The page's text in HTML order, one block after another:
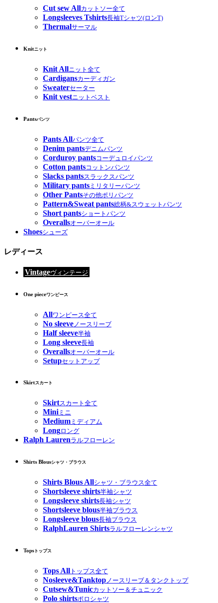
Cut sew Allカットソー全て
Longsleeves Tshirts長袖Tシャツ(ロンT)
Thermalサーマル
Knitニット
Knit Allニット全て
Cardigansカーディガン
Sweaterセーター
Knit vestニットベスト
Pantsパンツ
Pants Allパンツ全て
Denim pantsデニムパンツ
Corduroy pantsコーデュロイパンツ
Cotton pantsコットンパンツ
Slacks pantsスラックスパンツ
Military pants ミリタリーパンツ
Other Pantsその他ポリパンツ
Pattern&Sweat pants総柄&スウェットパンツ
Short pantsショートパンツ
Overallsオーバーオール
Shoesシューズ
レディース
Vintageヴィンテージ
One pieceワンピース
Allワンピース全て
No sleeve ノースリーブ
Half sleeve半袖
Long sleeve長袖
Overallsオーバーオール
Setupセットアップ
Skirtスカート
Skirtスカート全て
Miniミニ
Medium ミディアム
Longロング
Ralph Laurenラルフローレン
Shirts Blousシャツ・ブラウス
Shirts Blous Allシャツ・ブラウス全て
Shortsleeve shirts半袖シャツ
Longsleeve shirts長袖シャツ
Shortsleeve blous半袖ブラウス
Longsleeve blous長袖ブラウス
RalphLauren Shirtsラルフローレンシャツ
Tops トップス
Tops All トップス全て
Nosleeve&Tanktopノースリーブ＆タンクトップ
Cutsew&Tunicカットソー＆チュニック
Polo shirtsポロシャツ